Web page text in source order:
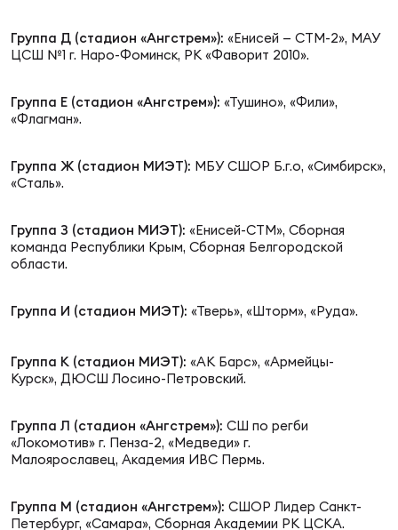
Группа Д (стадион «Ангстрем»): «Енисей — СТМ-2», МАУ
ЦСШ №1 г. Наро-Фоминск, РК «Фаворит 2010».
Группа Е (стадион «Ангстрем»): «Тушино», «Фили»,
«Флагман».
Группа Ж (стадион МИЭТ): МБУ СШОР Б.г.о, «Симбирск»,
«Сталь».
Группа З (стадион МИЭТ): «Енисей-СТМ», Сборная
команда Республики Крым, Сборная Белгородской
области.
Группа И (стадион МИЭТ): «Тверь», «Шторм», «Руда».
Группа К (стадион МИЭТ): «АК Барс», «Армейцы-
Курск», ДЮСШ Лосино-Петровский.
Группа Л (стадион «Ангстрем»): СШ по регби
«Локомотив» г. Пенза-2, «Медведи» г.
Малоярославец, Академия ИВС Пермь.
Группа М (стадион «Ангстрем»): СШОР Лидер Санкт-
Петербург, «Самара», Сборная Академии РК ЦСКА.